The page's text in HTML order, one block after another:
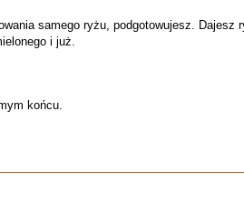
samego ryżu, podgotowujesz. Dajesz
i już.
końcu.